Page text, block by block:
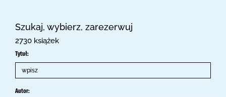
Szukaj, wybierz, zarezerwuj
2730 książek
Tytuł:
Autor: